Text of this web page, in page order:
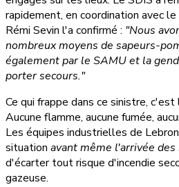
rapidement, en coordination avec
Rémi Sevin l'a confirmé : "Nous
nombreux moyens de sapeurs-
également par le SAMU et la
porter secours."
Ce qui frappe dans ce sinistre,
Aucune flamme, aucune fumée,
Les équipes industrielles de
situation avant même l'arrivée des
d'écarter tout risque d'incendie
gazeuse.